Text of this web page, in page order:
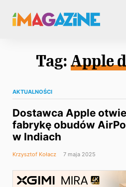
Tag: Apple
AKTUALNOŚCI
Dostawca Apple
fabrykę obudów
w Indiach
Krzysztof Kołacz 7 maja 2025